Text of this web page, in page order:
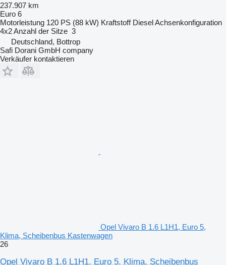
237.907 km
Euro 6
Motorleistung 120 PS (88 kW) Kraftstoff DieselAchsenkonfiguration
4x2Anzahl der Sitze 3
Deutschland, Bottrop
Safi Dorani GmbH company
Verkäufer kontaktieren
Opel Vivaro B 1.6 L1H1, Euro 5,
Klima, Scheibenbus Kastenwagen
26
Opel Vivaro B 1.6 L1H1, Euro 5, Klima, Scheibenbus